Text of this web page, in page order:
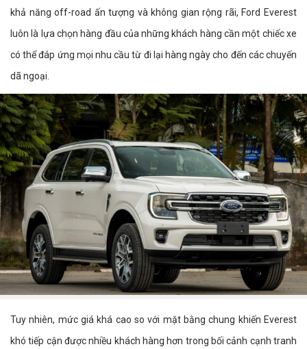
khả năng off-road ấn tượng và không gian rộng rãi, Ford Everest
luôn là lựa chọn hàng đầu của những khách hàng cần một chiếc xe
có thể đáp ứng mọi nhu cầu từ đi lại hàng ngày cho đến các chuyến
dã ngoại.
Tuy nhiên, mức giá khá cao so với mặt bằng chung khiến Everest
khó tiếp cận được nhiều khách hàng hơn trong bối cảnh cạnh tranh